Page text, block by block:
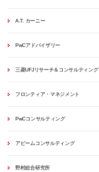
A.T. カーニー
PwCアドバイザリー
三菱UFJリサーチ＆コンサルティング
フロンティア・マネジメント
PwCコンサルティング
アビームコンサルティング
野村総合研究所